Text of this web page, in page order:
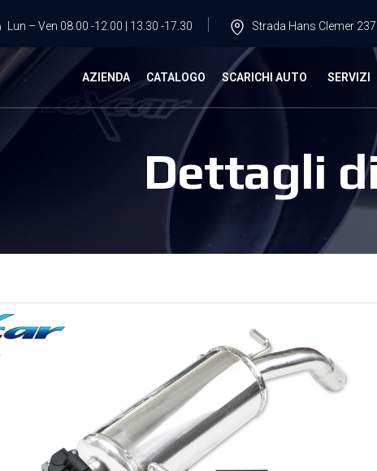
Lun – Ven 08.00 -12.00 | 13.30 -17.30 Strada Hans Clemer
AZIENDA CATALOGO SCARICHI AUTO SERVIZI
Dettagli